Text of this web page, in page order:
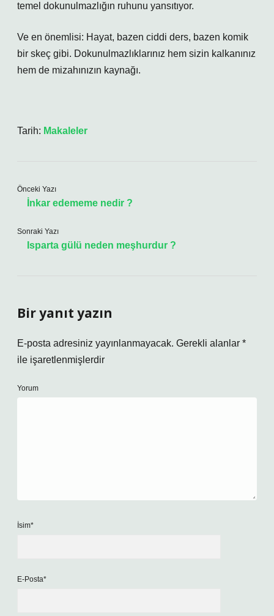
temel dokunulmazlığın ruhunu yansıtıyor.
Ve en önemlisi: Hayat, bazen ciddi ders, bazen komik
bir skeç gibi. Dokunulmazlıklarınız hem sizin kalkanınız
hem de mizahınızın kaynağı.
Tarih: Makaleler
Önceki Yazı
İnkar edememe nedir ?
Sonraki Yazı
Isparta gülü neden meşhurdur ?
Bir yanıt yazın
E-posta adresiniz yayınlanmayacak. Gerekli alanlar *
ile işaretlenmişlerdir
Yorum
İsim*
E-Posta*